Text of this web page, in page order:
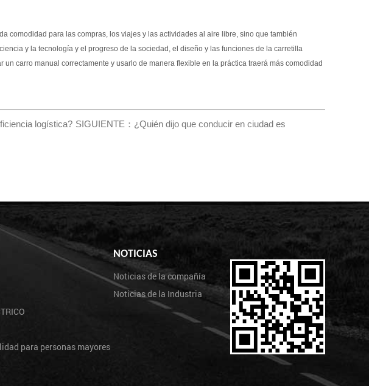
comodidad para las compras, los viajes y las actividades al aire libre, sino que también
y la tecnología y el progreso de la sociedad, el diseño y las funciones de la carretilla
carro manual correctamente y usarlo de manera flexible en la práctica traerá más comodidad
logística? SIGUIENTE：¿Quién dijo que conducir en ciudad es
para personas mayores
NOTICIAS
Noticias de la compañía
Noticias de la Industria